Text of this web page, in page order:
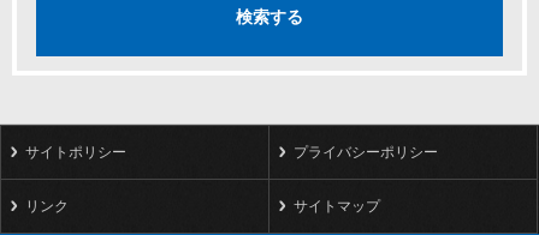
サイトポリシー プライバシーポリシー
リンク サイトマップ